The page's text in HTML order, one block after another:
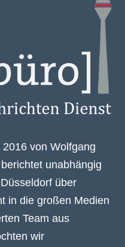
von Wolfgang
unabhängig
über
in die großen Medien
Team aus
wir